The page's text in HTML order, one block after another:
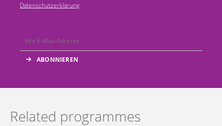
Datenschutzerklärung
Related programmes